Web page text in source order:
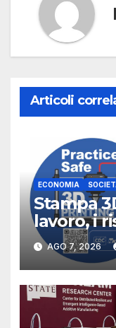
Articoli
ECONOMIA
Stampa
lavoro, i
NIOSH
AGO 7, 2026